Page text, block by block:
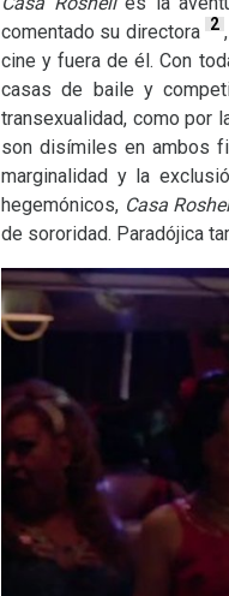
comentado su directora 2
cine y fuera de él. Con
casas de baile y
transexualidad, como por
son disímiles en ambos
marginalidad y la
hegemónicos, Casa
de sororidad. Paradójica